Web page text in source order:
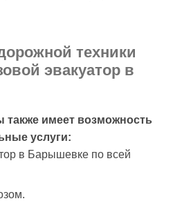
техники
эвакуатор в
имеет возможность
услуги:
в Барышевке по всей